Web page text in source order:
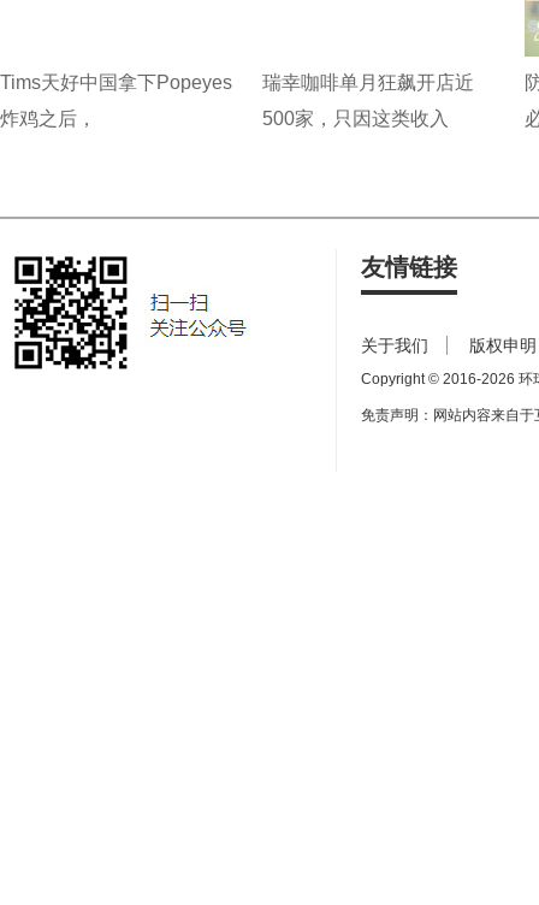
Tims天好中国拿下Popeyes
炸鸡之后，
瑞幸咖啡单月狂飙开店近
500家，只因这类收入
友情链接
关于我们 版权申明
Copyright © 2016-2026 环
免责声明：网站内容来自